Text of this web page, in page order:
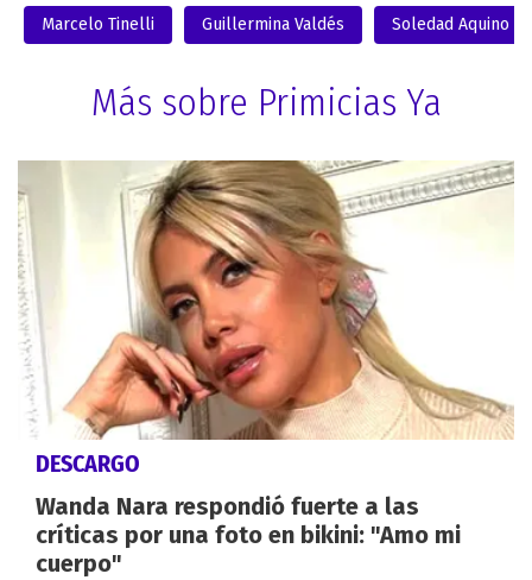
Marcelo Tinelli Guillermina Valdés Soledad Aquino
Más sobre Primicias Ya
DESCARGO
Wanda Nara respondió fuerte a las
críticas por una foto en bikini: "Amo mi
cuerpo"